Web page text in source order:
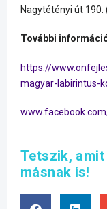
Nagytétényi út
További
https://
magyar-labirintus-
Tetszik,
másnak is!